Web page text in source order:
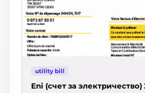
utility bill
Eni (счет за электричество)